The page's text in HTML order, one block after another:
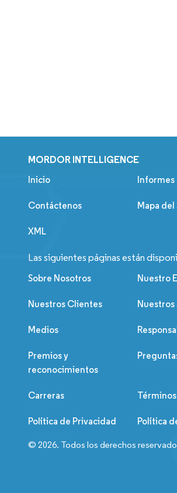
MORDOR INTELLIGENCE
Inicio Informes
Contáctenos Mapa del
XML
Las siguientes páginas están
Sobre Nosotros Nuestro
Nuestros Clientes Nuestros
Medios
Premios y
reconocimientos
Carreras
Política de Privacidad Política
© 2026. Todos los derechos